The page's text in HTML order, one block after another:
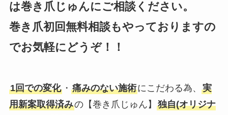
は巻き爪じゅんにご相談ください。
巻き爪初回無料相談もやっておりますの
でお気軽にどうぞ！！
1回での変化・ 痛みのない施術にこだわる為、 実
用新案取得済みの【巻き爪じゅん】 独自(オリジナ